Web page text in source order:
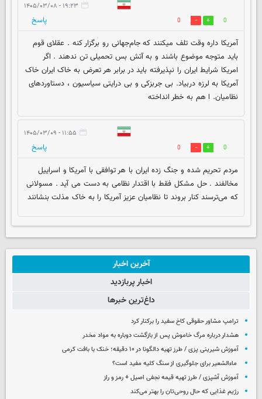
۱۹:۲۳ - ۱۴۰۵/۰۳/۰۸
0
0
پاسخ
آمریکا داره وقت تلف میکنند که جام‌جهانی رو برگزار کنه . عقلای قوم
باید متوجه موضوع باشند و به آتش بس تحمیلی تن ندهند . اگر
امریکا شرایط ایران را نپذیرفته باید در برابر هر تعرض به خاک ایران خاک
آمریکا به لرزه دربیاد. بی جربزکی و بی درایتی سیاسیون ، دستاوردهای
نظامیان. ا هم به خطر انداخته
۱۱:۵۵ - ۱۴۰۵/۰۳/۰۹
0
0
پاسخ
مردم تحریم شده و جنگ زده ایران با هر توافقی با آمریکا و اسراییل
مخالفند . حل مشکل فقط با اقتدار نظامی به دست می آید . مسولانی
که می‌ترسند کنار بروند تا نظامیان عزیز آمریکا را به خاک مذلت بنشانند
آخرین اخبار
اخبار پربازدید
داغ‌ترین خبرها
ترامپ مشاور حقوقی کاخ سفید را برکنار کرد
هشدار درباره مرگ خاموش پس از بازگشت دوباره به مواد مخدر
آموزش شیرینی پزی / طرز تهیه دالگونا در ۱۰ دقیقه؛ خنک با بافت کرمی
ماءالشعیر برای جلوگیری از سنگ کلیه مفید است؟
آموزش آشپزی / طرز تهیه قیمه نجفی اصیل + رمز و راز
رژیم غذایی که حال روحی‌تان را بهتر می‌کند